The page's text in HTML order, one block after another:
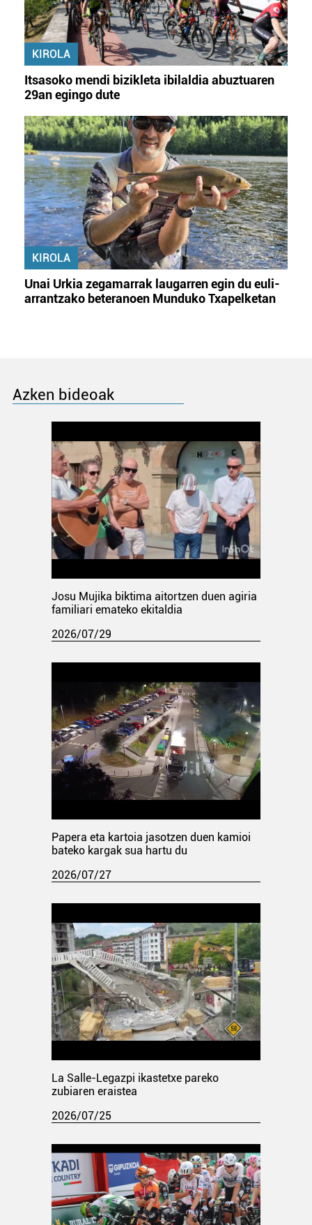
KIROLA
Itsasoko mendi bizikleta ibilaldia abuztuaren
29an egingo dute
KIROLA
Unai Urkia zegamarrak laugarren egin du euli-
arrantzako beteranoen Munduko Txapelketan
Azken bideoak
Josu Mujika biktima aitortzen duen agiria
familiari emateko ekitaldia
2026/07/29
Papera eta kartoia jasotzen duen kamioi
bateko kargak sua hartu du
2026/07/27
La Salle-Legazpi ikastetxe pareko
zubiaren eraistea
2026/07/25